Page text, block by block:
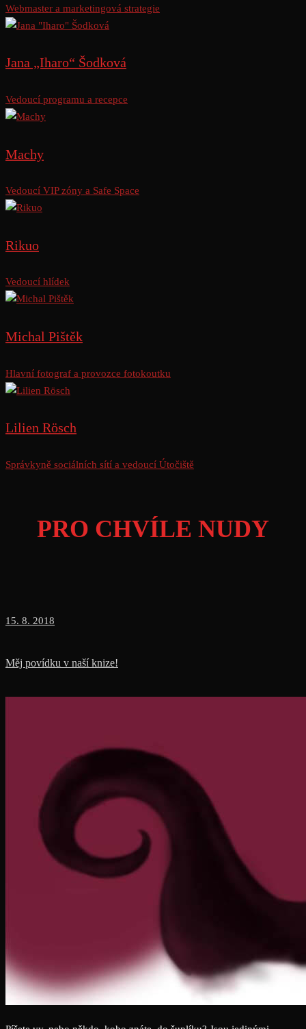
Webmaster a marketingová strategie
Jana „Iharo“ Šodková
Vedoucí programu a recepce
Machy
Vedoucí VIP zóny a Safe Space
Rikuo
Vedoucí hlídek
Michal Pištěk
Hlavní fotograf a provozce fotokoutku
Lilien Rösch
Správkyně sociálních sítí a vedoucí Útočiště
PRO CHVÍLE NUDY
15. 8. 2018
Měj povídku v naší knize!